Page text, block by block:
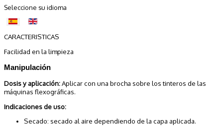
Seleccione su idioma
CARACTERISTICAS
Facilidad en la limpieza
Manipulación
Dosis y aplicación:Aplicar con una brocha sobre los tinteros de las
máquinas flexográficas.
Indicaciones de uso:
Secado: secado al aire dependiendo de la capa aplicada.